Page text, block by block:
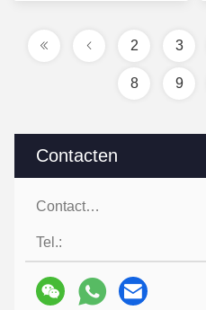
Contacten
Contacten:
Tel.:
2 3
8 9